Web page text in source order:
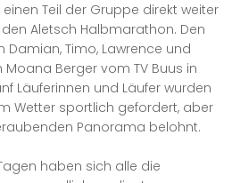
Teil der Gruppe direkt weiter
Aletsch Halbmarathon. Den
Timo, Lawrence und
Berger vom TV Buus in
Läuferinnen und Läufer wurden
Wetter sportlich gefordert, aber
Panorama belohnt.
haben sich alle die